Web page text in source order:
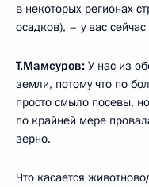
в некоторых регионах
осадков), – у вас
Т.Мамсуров: У нас из
земли, потому что по
просто смыло посевы,
по крайней мере
зерно.
Что касается